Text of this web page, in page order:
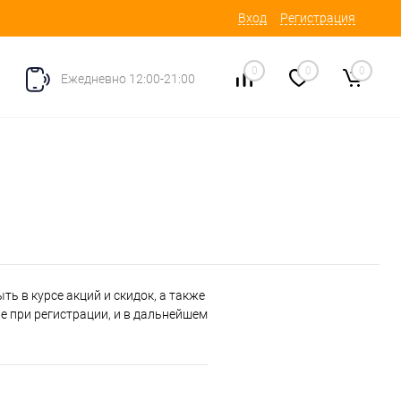
Вход Регистрация
Ежедневно 12:00-21:00
0 0 0
в курсе акций и скидок, а также
при регистрации, и в дальнейшем